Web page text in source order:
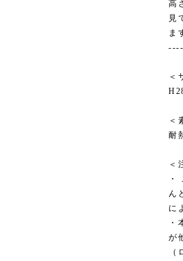
高
見
ま
＜
＜
耐
＜
・
ん
に
・
が